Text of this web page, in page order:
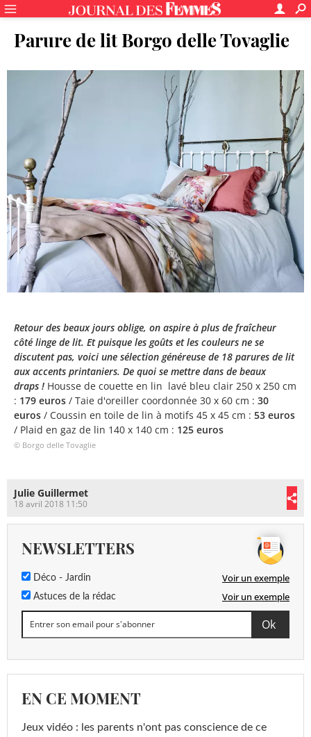
Parure de lit Borgo delle Tovaglie
Retour des beaux jours oblige, on aspire à plus de fraîcheur
côté linge de lit. Et puisque les goûts et les couleurs ne se
discutent pas, voici une sélection généreuse de 18 parures de lit
aux accents printaniers. De quoi se mettre dans de beaux
draps ! Housse de couette en lin lavé bleu clair 250 x 250 cm
: 179 euros / Taie d'oreiller coordonnée 30 x 60 cm : 30
euros / Coussin en toile de lin à motifs 45 x 45 cm : 53 euros
/ Plaid en gaz de lin 140 x 140 cm : 125 euros
© Borgo delle Tovaglie
Julie Guillermet
18 avril 2018 11:50
NEWSLETTERS
Déco - Jardin Voir un exemple
Astuces de la rédac Voir un exemple
EN CE MOMENT
Jeux vidéo : les parents n'ont pas conscience de ce